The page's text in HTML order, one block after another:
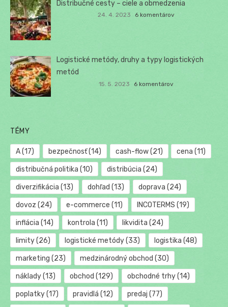
Distribučné cesty – ciele a obmedzenia
24. 4. 2023 6 komentárov
Logistické metódy, druhy a typy logistických
metód
15. 5. 2023 6 komentárov
TÉMY
A(17) bezpečnosť(14) cash-flow(21) cena (11)
distribučná politika (10) distribúcia (24)
diverzifikácia (13) dohľad (13) doprava (24)
dovoz (24) e-commerce (11) INCOTERMS (19)
inflácia (14) kontrola (11) likvidita (24)
limity(26) logistické metódy(33) logistika (48)
marketing (23) medzinárodný obchod (30)
náklady(13) obchod (129) obchodné trhy(14)
poplatky(17) pravidlá (12) predaj (77)